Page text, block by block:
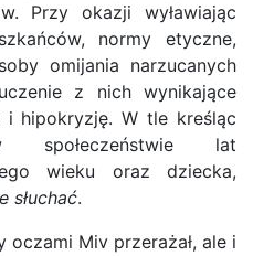
Przy okazji wyławiając
normy etyczne,
omijania narzucanych
z nich wynikające
hipokryzję. W tle kreśląc
lat
wieku oraz dziecka,
słuchać.
Miv przerażał, ale i